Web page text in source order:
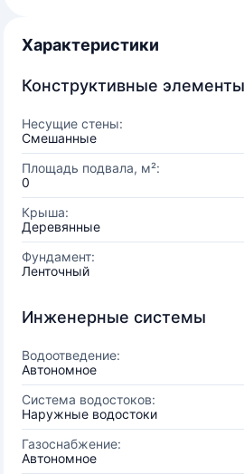
Характеристики
Конструктивные элементы
Несущие стены:
Смешанные
Площадь подвала, м²:
0
Крыша:
Деревянные
Фундамент:
Ленточный
Инженерные системы
Водоотведение:
Автономное
Система водостоков:
Наружные водостоки
Газоснабжение:
Автономное